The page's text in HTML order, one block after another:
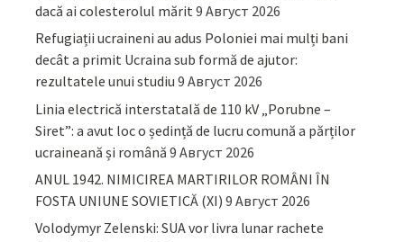
dacă ai colesterolul mărit 9 Август 2026
Refugiații ucraineni au adus Poloniei mai mulți bani
decât a primit Ucraina sub formă de ajutor:
rezultatele unui studiu 9 Август 2026
Linia electrică interstatală de 110 kV „Porubne –
Siret”: a avut loc o ședință de lucru comună a părților
ucraineană și română 9 Август 2026
ANUL 1942. NIMICIREA MARTIRILOR ROMÂNI ÎN
FOSTA UNIUNE SOVIETICĂ (XI) 9 Август 2026
Volodymyr Zelenski: SUA vor livra lunar rachete